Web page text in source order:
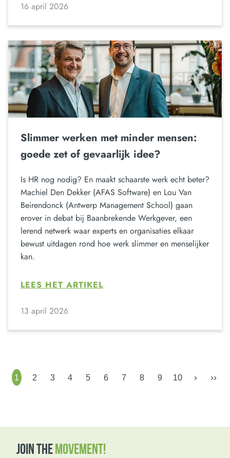
16 april 2026
Slimmer werken met minder mensen:
goede zet of gevaarlijk idee?
Is HR nog nodig? En maakt schaarste werk echt beter?
Machiel Den Dekker (AFAS Software) en Lou Van
Beirendonck (Antwerp Management School) gaan
erover in debat bij Baanbrekende Werkgever, een
lerend netwerk waar experts en organisaties elkaar
bewust uitdagen rond hoe werk slimmer en menselijker
kan.
LEES HET ARTIKEL
13 april 2026
1 2 3 4 5 6 7 8 9 10 › ››
JOIN THEMOVEMENT!